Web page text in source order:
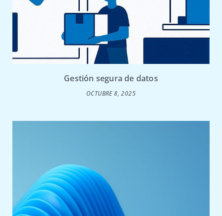
Gestión segura de datos
OCTUBRE 8, 2025